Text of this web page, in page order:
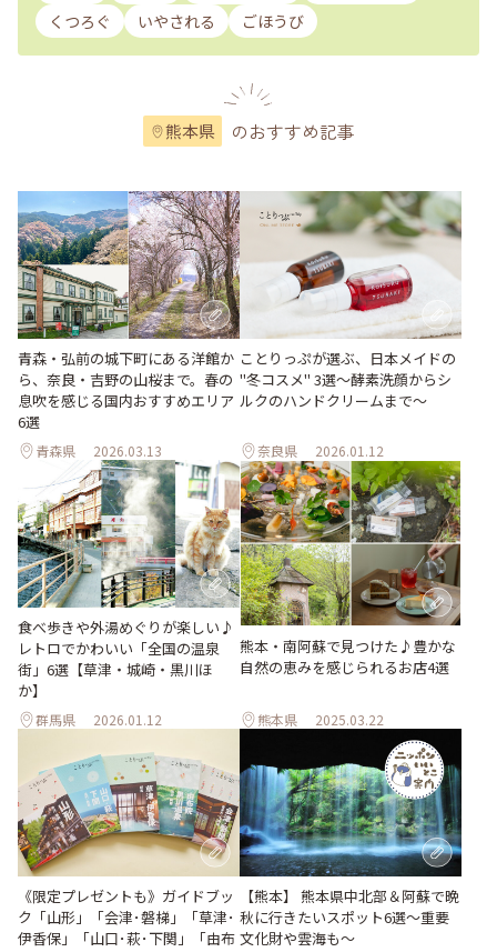
くつろぐ
いやされる ごほうび
熊本県 のおすすめ記事
青森・弘前の城下町にある洋館か
ら、奈良・吉野の山桜まで。春の
息吹を感じる国内おすすめエリア
6選
青森県 2026.03.13
ことりっぷが選ぶ、日本メイドの
"冬コスメ" 3選～酵素洗顔からシ
ルクのハンドクリームまで～
奈良県 2026.01.12
食べ歩きや外湯めぐりが楽しい♪
レトロでかわいい「全国の温泉
街」6選【草津・城崎・黒川ほ
か】
群馬県 2026.01.12
熊本・南阿蘇で見つけた♪豊かな
自然の恵みを感じられるお店4選
熊本県 2025.03.22
《限定プレゼントも》ガイドブッ
ク「山形」「会津･磐梯」「草津･
伊香保」「山口･萩･下関」「由布
【熊本】 熊本県中北部＆阿蘇で晩
秋に行きたいスポット6選〜重要
文化財や雲海も〜